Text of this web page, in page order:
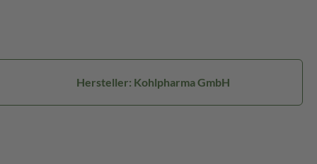
Hersteller: Kohlpharma GmbH